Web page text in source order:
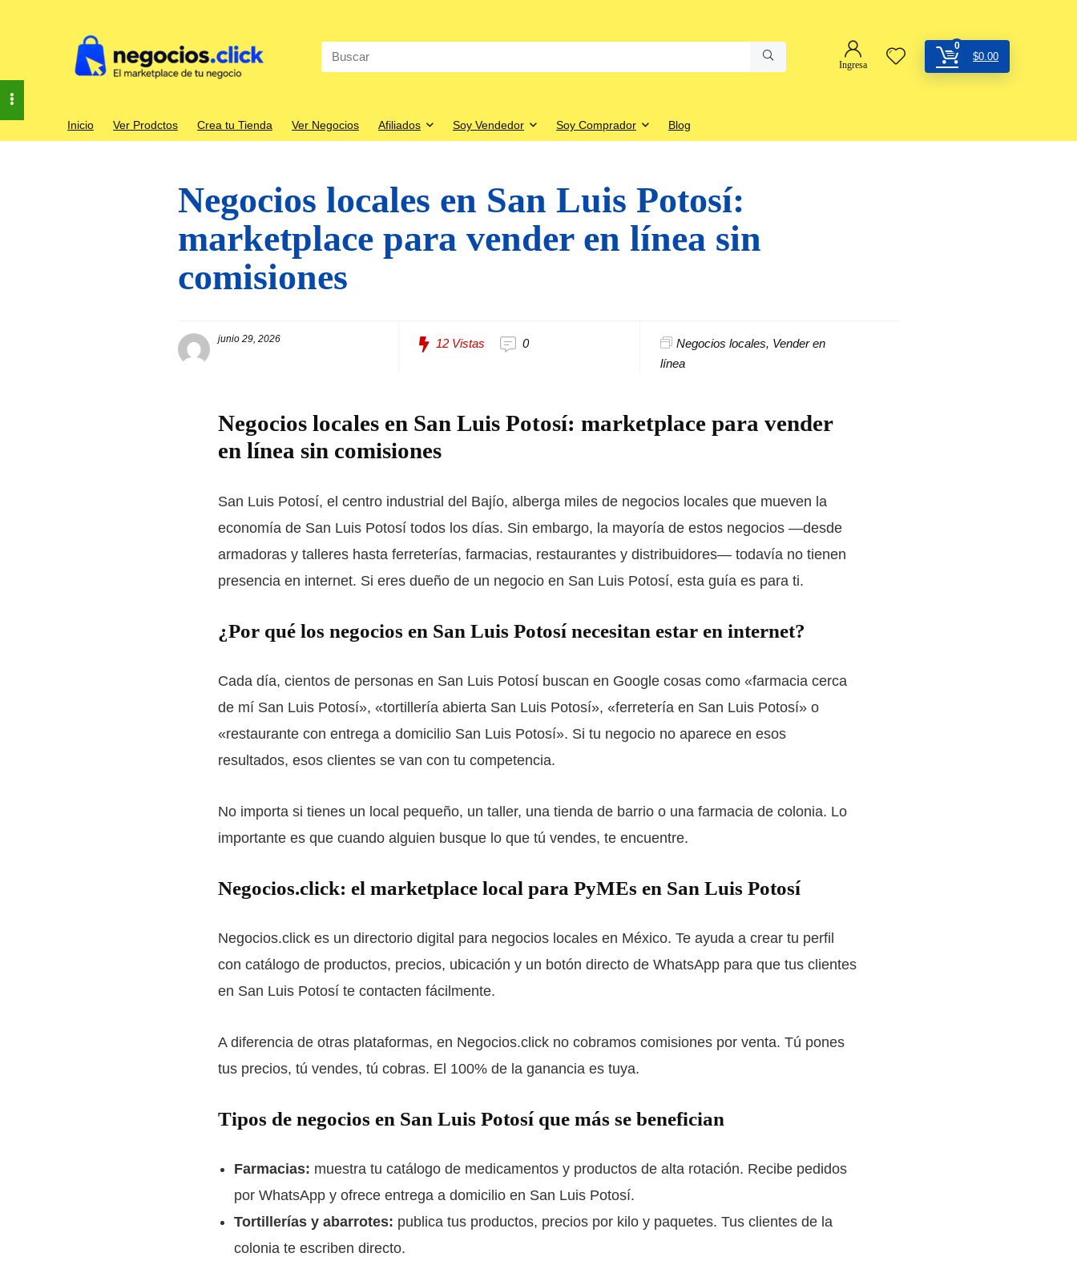
Search
for:
Ingresa
0
$0.00
Inicio Ver Prodctos Crea tu Tienda Ver Negocios Afiliados Soy Vendedor Soy Comprador Blog
Negocios locales en San Luis Potosí:
marketplace para vender en línea sin
comisiones
junio 29, 2026 12Vistas 0 Negocios locales, Vender en
línea
Negocios locales en San Luis Potosí: marketplace para vender
en línea sin comisiones
San Luis Potosí, el centro industrial del Bajío, alberga miles de negocios locales que mueven la
economía de San Luis Potosí todos los días. Sin embargo, la mayoría de estos negocios —desde
armadoras y talleres hasta ferreterías, farmacias, restaurantes y distribuidores— todavía no tienen
presencia en internet. Si eres dueño de un negocio en San Luis Potosí, esta guía es para ti.
¿Por qué los negocios en San Luis Potosí necesitan estar en internet?
Cada día, cientos de personas en San Luis Potosí buscan en Google cosas como «farmacia cerca
de mí San Luis Potosí», «tortillería abierta San Luis Potosí», «ferretería en San Luis Potosí» o
«restaurante con entrega a domicilio San Luis Potosí». Si tu negocio no aparece en esos
resultados, esos clientes se van con tu competencia.
No importa si tienes un local pequeño, un taller, una tienda de barrio o una farmacia de colonia. Lo
importante es que cuando alguien busque lo que tú vendes, te encuentre.
Negocios.click: el marketplace local para PyMEs en San Luis Potosí
Negocios.click es un directorio digital para negocios locales en México. Te ayuda a crear tu perfil
con catálogo de productos, precios, ubicación y un botón directo de WhatsApp para que tus clientes
en San Luis Potosí te contacten fácilmente.
A diferencia de otras plataformas, en Negocios.click no cobramos comisiones por venta. Tú pones
tus precios, tú vendes, tú cobras. El 100% de la ganancia es tuya.
Tipos de negocios en San Luis Potosí que más se benefician
Farmacias: muestra tu catálogo de medicamentos y productos de alta rotación. Recibe pedidos
por WhatsApp y ofrece entrega a domicilio en San Luis Potosí.
Tortillerías y abarrotes: publica tus productos, precios por kilo y paquetes. Tus clientes de la
colonia te escriben directo.